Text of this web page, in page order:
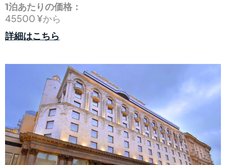
1泊あたりの価格：
45500 ¥から
詳細はこちら